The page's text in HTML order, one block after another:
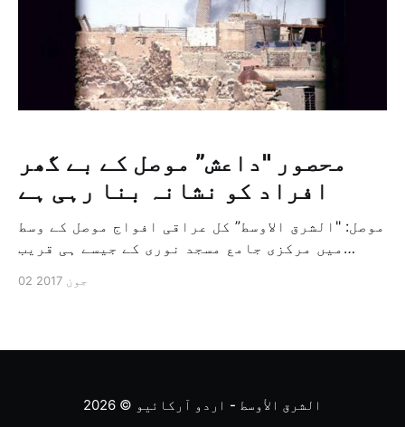
محصور "داعش” موصل کے بے گھر
افراد کو نشانہ بنا رہی ہے
موصل: "الشرق الاوسط” کل عراقی افواج موصل کے وسط
میں مرکزی جامع مسجد نوری کے جیسے ہی قریب
سے گھرے ہوئے تنظیم داعش کے مسلح عناصر نے
02 جون 2017
الشرق الأوسط - اردو آرکائیو © 2026